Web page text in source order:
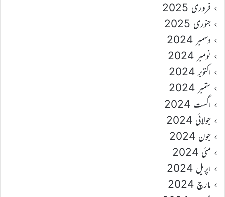
فروری 2025
جنوری 2025
دسمبر 2024
نومبر 2024
اکتوبر 2024
ستمبر 2024
اگست 2024
جولائی 2024
جون 2024
مئی 2024
اپریل 2024
مارچ 2024